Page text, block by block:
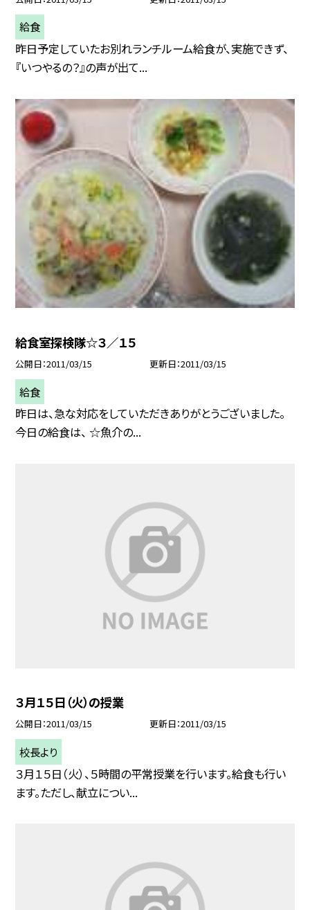
給食
昨日予定していたお別れランチルーム給食が、実施できず、
『いつやるの？』の声が出て...
給食室探検隊☆３／１５
公開日 2011/03/15 更新日 2011/03/15
給食
昨日は、急な対応をしていただきありがとうございました。
今日の給食は、 ☆魚介の...
３月１５日（火）の授業
公開日 2011/03/15 更新日 2011/03/15
校長より
３月１５日（火）、５時間の平常授業を行います。給食も行い
ます。ただし、献立につい...